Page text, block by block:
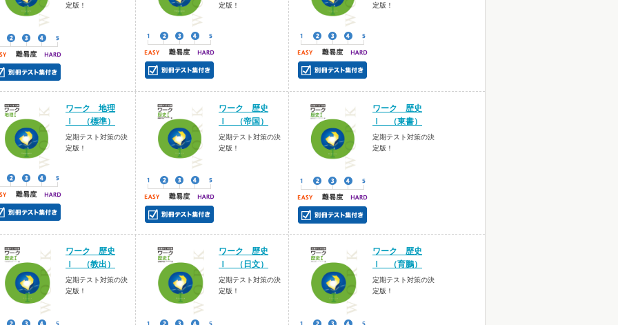
定版！
定版！
定版！
ワーク 地理
Ⅰ （標準）
定期テスト対策の決
定版！
ワーク 歴史
Ⅰ （帝国）
定期テスト対策の決
定版！
ワーク 歴史
Ⅰ （東書）
定期テスト対策の決
定版！
ワーク 歴史
Ⅰ （教出）
定期テスト対策の決
定版！
ワーク 歴史
Ⅰ （日文）
定期テスト対策の決
定版！
ワーク 歴史
Ⅰ （育鵬）
定期テスト対策の決
定版！